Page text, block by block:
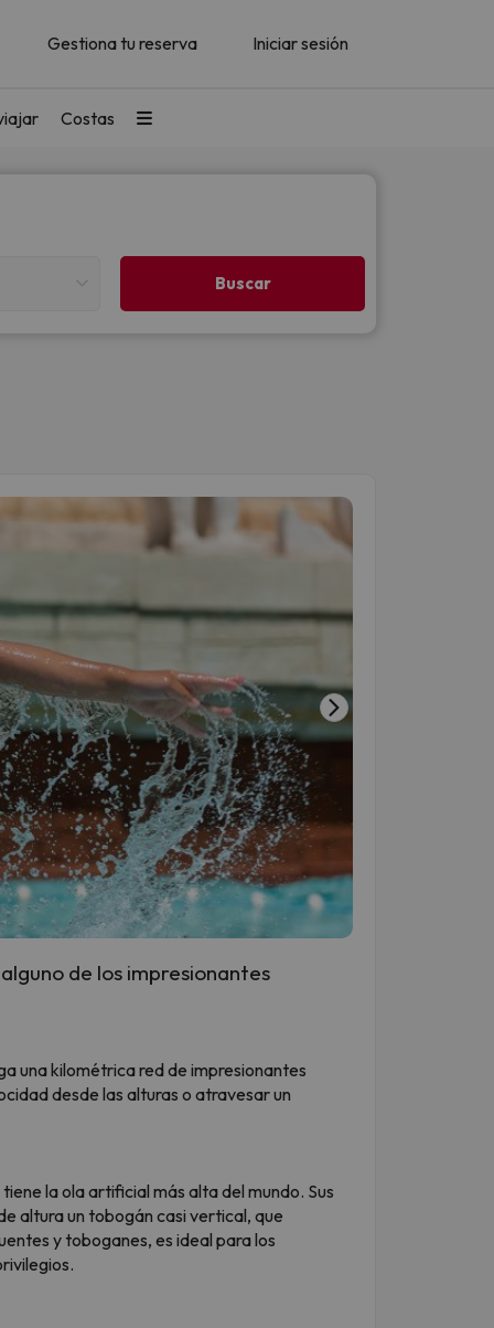
Gestiona tu reserva Iniciar sesión
Costas
de los impresionantes
una kilométrica red de impresionantes
desde las alturas o atravesar un
la ola artificial más alta del mundo. Sus
altura un tobogán casi vertical, que
y toboganes, es ideal para los